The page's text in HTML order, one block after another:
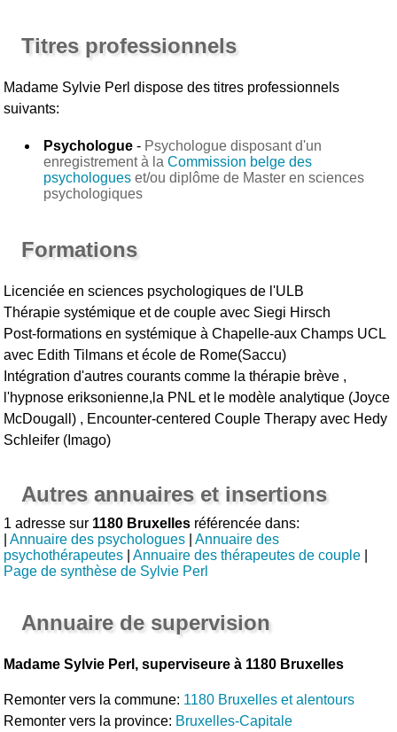
Titres professionnels
Madame Sylvie Perl dispose des titres professionnels
suivants:
Psychologue - Psychologue disposant d'un
enregistrement à laCommission belge des
psychologues et/ou diplôme de Master en sciences
psychologiques
Formations
Licenciée en sciences psychologiques de l'ULB
Thérapie systémique et de couple avec Siegi Hirsch
Post-formations en systémique à Chapelle-aux Champs UCL
avec Edith Tilmans et école de Rome(Saccu)
Intégration d'autres courants comme la thérapie brève ,
l'hypnose eriksonienne,la PNL et le modèle analytique (Joyce
McDougall) , Encounter-centered Couple Therapy avec Hedy
Schleifer (Imago)
Autres annuaires et insertions
1 adresse sur 1180 Bruxelles référencée dans:
|Annuaire des psychologues |Annuaire des
psychothérapeutes |Annuaire des thérapeutes de couple
Page de synthèse de Sylvie Perl
Annuaire de supervision
Madame Sylvie Perl, superviseure à 1180 Bruxelles
Remonter vers la commune: 1180 Bruxelles et alentours
Remonter vers la province: Bruxelles-Capitale